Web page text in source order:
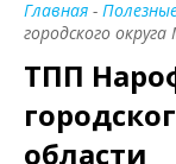
Главная -
городского
ТПП
области